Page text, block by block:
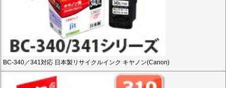
BC-340／341対応 日本製リサイクルインク キヤノン(Canon)